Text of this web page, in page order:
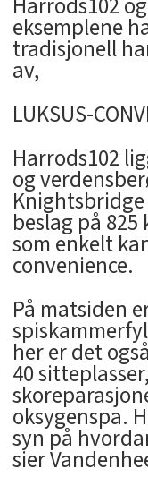
eksemplene
tradisjonell
av,
LUKSUS-
Harrods102
og
beslag på
som enkelt
convenience.
På matsiden
her er det
40
oksygenspa.
syn på
sier